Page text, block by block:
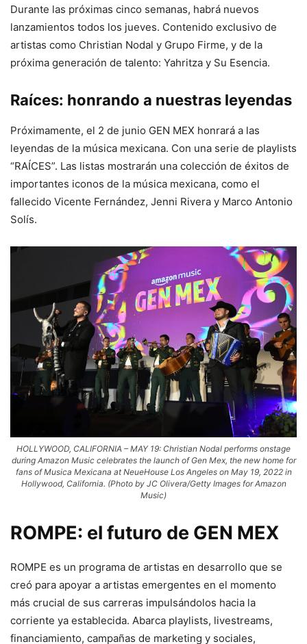
Durante las próximas cinco semanas, habrá nuevos
lanzamientos todos los jueves. Contenido exclusivo de
artistas como Christian Nodal y Grupo Firme, y de la
próxima generación de talento: Yahritza y Su Esencia.
Raíces: honrando a nuestras leyendas
Próximamente, el 2 de junio GEN MEX honrará a las
leyendas de la música mexicana. Con una serie de playlists
“RAÍCES”. Las listas mostrarán una colección de éxitos de
importantes iconos de la música mexicana, como el
fallecido Vicente Fernández, Jenni Rivera y Marco Antonio
Solís.
HOLLYWOOD, CALIFORNIA – MAY 19: Christian Nodal performs onstage
during Amazon Music celebrates the launch of Gen Mex, the new home for
fans of Musica Mexicana at NeueHouse Los Angeles on May 19, 2022 in
Hollywood, California. (Photo by JC Olivera/Getty Images for Amazon
Music)
ROMPE: el futuro de GEN MEX
ROMPE es un programa de artistas en desarrollo que se
creó para apoyar a artistas emergentes en el momento
más crucial de sus carreras impulsándolos hacia la
corriente ya establecida. Abarca playlists, livestreams,
financiamiento, campañas de marketing y sociales,